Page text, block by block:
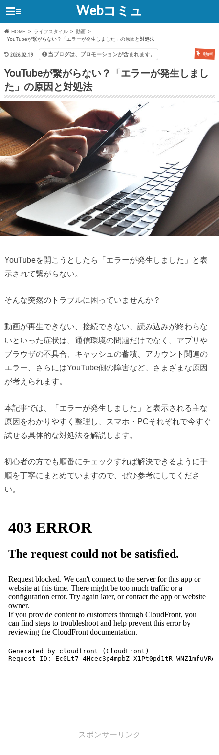
Webコミュ
≡
HOME ライフスタイル
動画
YouTubeが繋がらない？「エラーが発生しました」の原因と対処法
2026.02.19 動画
当ブログは、プロモーションが含まれます。
YouTubeが繋がらない？「エラーが発生しまし
た」の原因と対処法
YouTubeを開こうとしたら「エラーが発生しました」と表
示されて繋がらない。
そんな突然のトラブルに困っていませんか？
動画が再生できない、接続できない、読み込みが終わらな
いといった症状は、通信環境の問題だけでなく、アプリや
ブラウザの不具合、キャッシュの蓄積、アカウント関連の
エラー、さらにはYouTube側の障害など、さまざまな原因
が考えられます。
本記事では、「エラーが発生しました」と表示される主な
原因をわかりやすく整理し、スマホ・PCそれぞれで今すぐ
試せる具体的な対処法を解説します。
初心者の方でも順番にチェックすれば解決できるように手
順を丁寧にまとめていますので、ぜひ参考にしてくださ
い。
スポンサーリンク